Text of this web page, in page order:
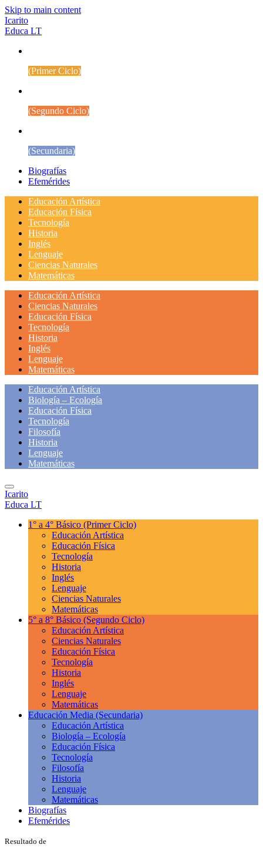
Skip to main content
Icarito
Educa LT
(Primer Ciclo)
(Segundo Ciclo)
(Secundaria)
Biografías
Efemérides
Educación Artística
Educación Física
Tecnología
Historia
Inglés
Lenguaje
Ciencias Naturales
Matemáticas
Educación Artística
Ciencias Naturales
Educación Física
Tecnología
Historia
Inglés
Lenguaje
Matemáticas
Educación Artística
Biología – Ecología
Educación Física
Tecnología
Filosofía
Historia
Lenguaje
Matemáticas
Icarito
Educa LT
1° a 4° Básico (Primer Ciclo)
Educación Artística
Educación Física
Tecnología
Historia
Inglés
Lenguaje
Ciencias Naturales
Matemáticas
5° a 8° Básico (Segundo Ciclo)
Educación Artística
Ciencias Naturales
Educación Física
Tecnología
Historia
Inglés
Lenguaje
Matemáticas
Educación Media (Secundaria)
Educación Artística
Biología – Ecología
Educación Física
Tecnología
Filosofía
Historia
Lenguaje
Matemáticas
Biografías
Efemérides
Resultado de